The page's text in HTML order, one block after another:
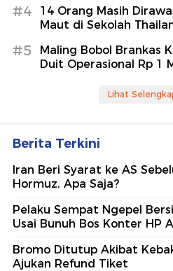
#4
14 Orang Masih
Maut di Sekolah
#5
Maling Bobol Brankas
Duit Operasional Rp 1
Lihat
Berita Terkini
Iran Beri Syarat ke AS
Hormuz, Apa Saja?
Pelaku Sempat Ngepel
Usai Bunuh Bos Konter HP
Bromo Ditutup Akibat
Ajukan Refund Tiket